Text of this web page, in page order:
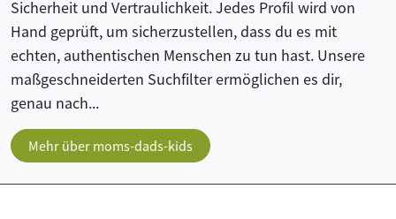
Sicherheit und Vertraulichkeit. Jedes Profil wird von
Hand geprüft, um sicherzustellen, dass du es mit
echten, authentischen Menschen zu tun hast. Unsere
maßgeschneiderten Suchfilter ermöglichen es dir,
genau nach...
Mehr über moms-dads-kids